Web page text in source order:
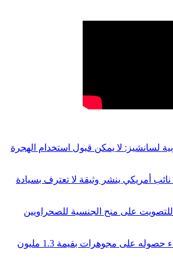
لسانشيز: لا يمكن قبول استخدام الهجرة
أمريكي ينشر وثيقة لا تعترف بسيادة
للتصويت على منح الجنسية للصحراويين
ثاباتيرو يؤكد أمام القضاء حصوله على مجوهرات بقيمة 1.3 مليون